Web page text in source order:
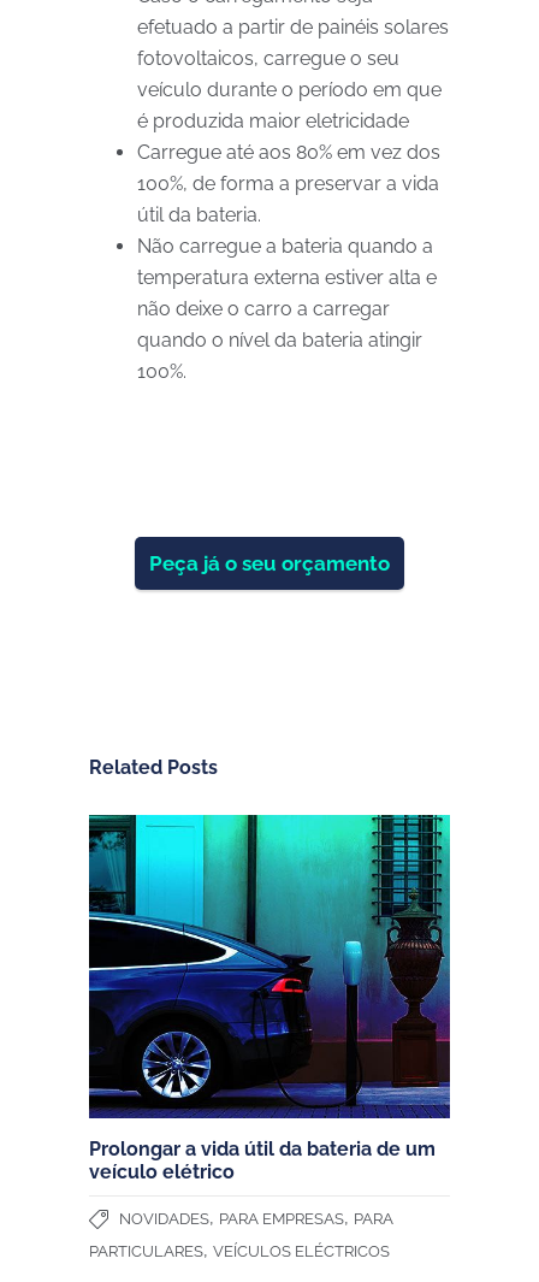
efetuado a partir de painéis solares
fotovoltaicos, carregue o seu
veículo durante o período em que
é produzida maior eletricidade
Carregue até aos 80% em vez dos
100%, de forma a preservar a vida
útil da bateria.
Não carregue a bateria quando a
temperatura externa estiver alta e
não deixe o carro a carregar
quando o nível da bateria atingir
100%.
Peça já o seu orçamento
Related Posts
Prolongar a vida útil da bateria de um
veículo elétrico
NOVIDADES, PARA EMPRESAS, PARA
PARTICULARES, VEÍCULOS ELÉCTRICOS